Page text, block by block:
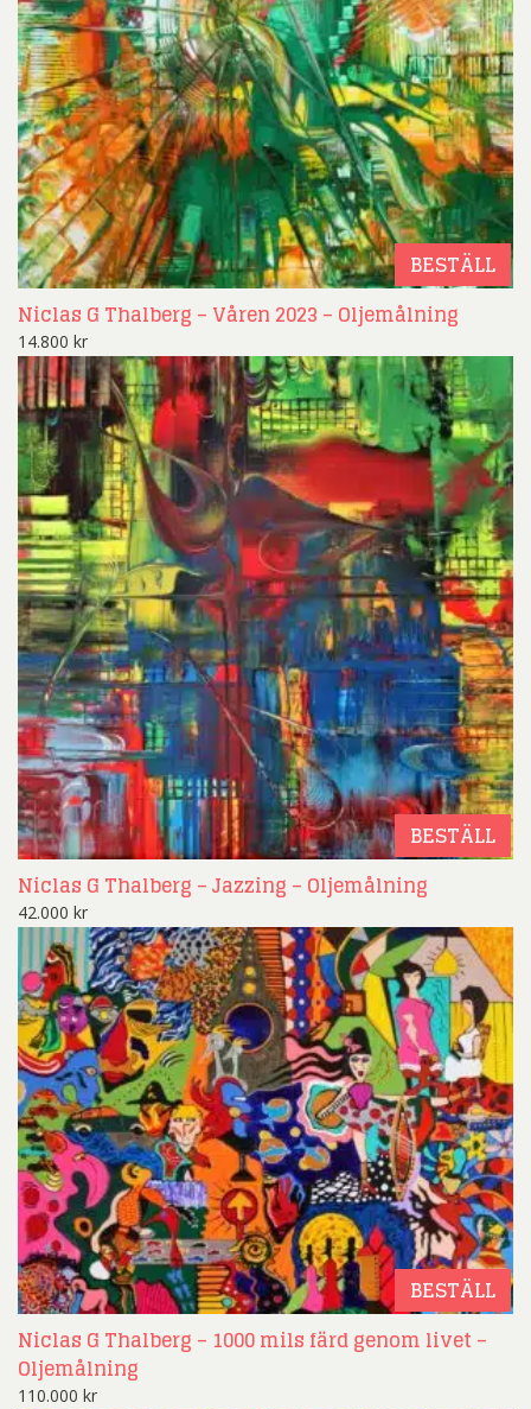
BESTÄLL
Niclas G Thalberg – Våren 2023 – Oljemålning
14.800 kr
BESTÄLL
Niclas G Thalberg – Jazzing – Oljemålning
42.000 kr
BESTÄLL
Niclas G Thalberg – 1000 mils färd genom livet –
Oljemålning
110.000 kr